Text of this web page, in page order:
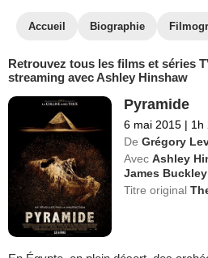
Accueil Biographie
Retrouvez tous les films et séries
streaming avec Ashley Hinshaw
Pyramide
6 mai 2015 | 1h
De Grégory
Avec Ashley
James Buckley
Titre original